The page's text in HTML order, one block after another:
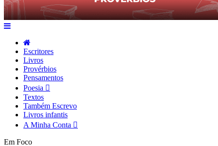
Escritores
Livros
Provérbios
Pensamentos
Poesia
Textos
Também Escrevo
Livros infantis
A Minha Conta
Em Foco